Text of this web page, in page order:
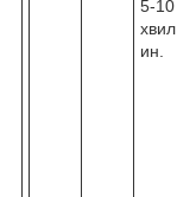
5-10
хвил
ин.